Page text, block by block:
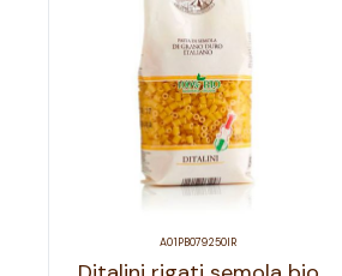
A01PB079250IR